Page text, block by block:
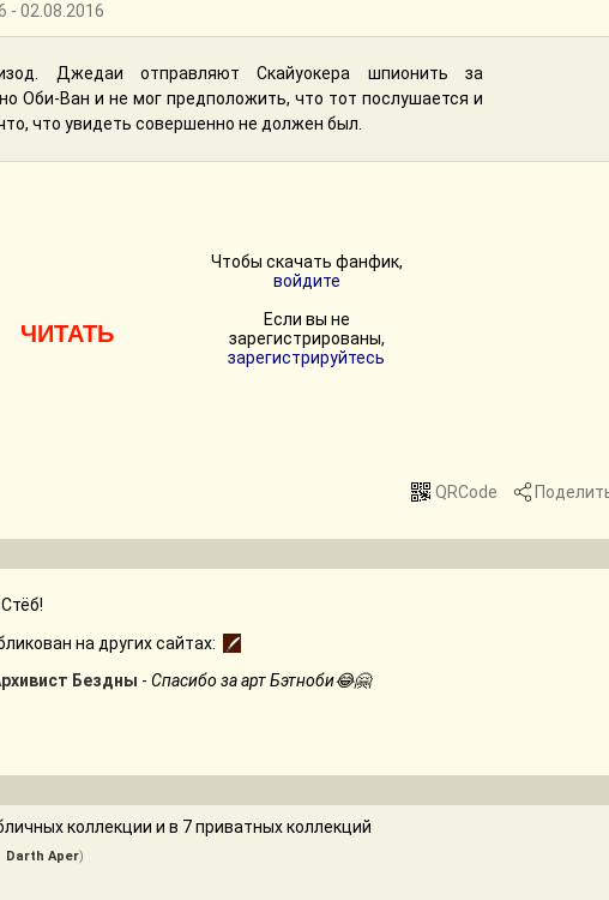
- 02.08.2016
Джедаи отправляют Скайуокера шпионить за
Оби-Ван и не мог предположить, что тот послушается и
что увидеть совершенно не должен был.
ЧИТАТЬ
Чтобы скачать фанфик,
войдите
Если вы не
зарегистрированы,
зарегистрируйтесь
QRCode
на других сайтах:
Бездны - Спасибо за арт Бэтноби😂🤗
коллекции и в 7 приватных коллекций
Darth Aper)